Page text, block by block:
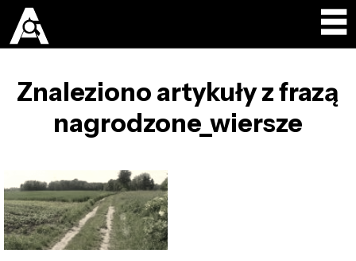
Znaleziono artykuły z frazą
nagrodzone_wiersze